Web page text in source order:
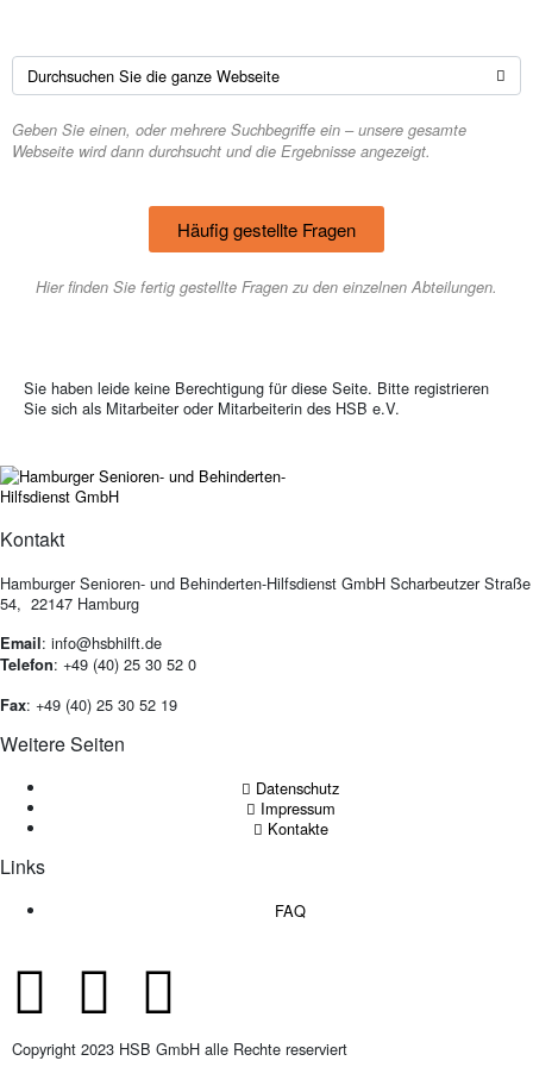
Geben Sie einen, oder mehrere Suchbegriffe ein – unsere gesamte
Webseite wird dann durchsucht und die Ergebnisse angezeigt.
Häufig gestellte Fragen
Hier finden Sie fertig gestellte Fragen zu den einzelnen Abteilungen.
Sie haben leide keine Berechtigung für diese Seite. Bitte registrieren
Sie sich als Mitarbeiter oder Mitarbeiterin des HSB e.V.
Kontakt
Hamburger Senioren- und Behinderten-Hilfsdienst GmbH Scharbeutzer Straße
54, 22147 Hamburg
Email: info@hsbhilft.de
Telefon: +49 (40) 25 30 52 0
Fax: +49 (40) 25 30 52 19
Weitere Seiten
Datenschutz
Impressum
Kontakte
Links
FAQ
Copyright 2023 HSB GmbH alle Rechte reserviert